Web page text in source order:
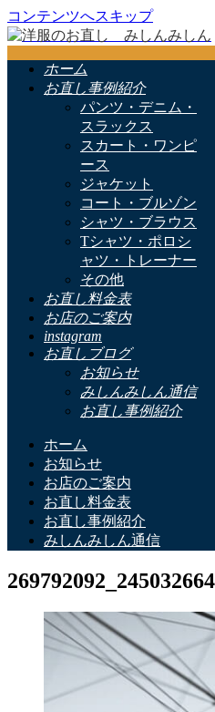
コンテンツへスキップ
ホーム
お直し事例紹介
パンツ・デニム・
スラックス
スカート・ワンピ
ース
ジャケット
コート・ブルゾン
シャツ・ブラウス
Tシャツ・ポロシ
ャツ・トレーナー
その他
お直し料金表
お店のご案内
instagram
お直しブログ
お知らせ
みしんみしん通信
お直し事例紹介
ホーム
お知らせ
お店のご案内
お直し料金表
お直し事例紹介
みしんみしん通信